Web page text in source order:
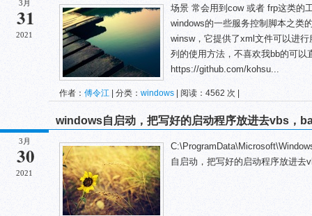
3月
31
2021
场景 常会用到cow 或者 frp这类的
windows的一些服务控制脚本之类
winsw，它提供了xml文件可以进
列的使用方法，不喜欢我bb的可以
https://github.com/kohsu...
作者： 傅令江 | 分类： windows | 阅读：4562 次 |
3月
30
2021
windows自启动，把写好的启动程序放进去vbs，
自启动，把写好的启动程序放进去